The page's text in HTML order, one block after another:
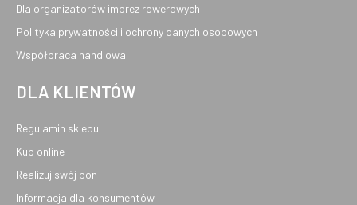
Dla organizatorów imprez rowerowych
Polityka prywatności i ochrony danych osobowych
Współpraca handlowa
DLA KLIENTÓW
Regulamin sklepu
Kup online
Realizuj swój bon
Informacja dla konsumentów